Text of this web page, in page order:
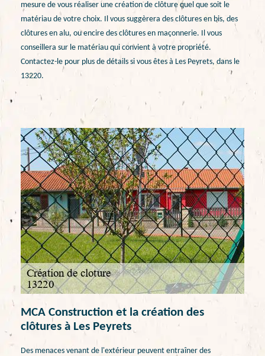
mesure de vous réaliser une création de clôture quel que soit le
matériau de votre choix. Il vous suggèrera des clôtures en bis, des
clôtures en alu, ou encire des clôtures en maçonnerie. Il vous
conseillera sur le matériau qui convient à votre propriété.
Contactez-le pour plus de détails si vous êtes à Les Peyrets, dans le
13220.
MCA Construction et la création des
clôtures à Les Peyrets
Des menaces venant de l'extérieur peuvent entraîner des